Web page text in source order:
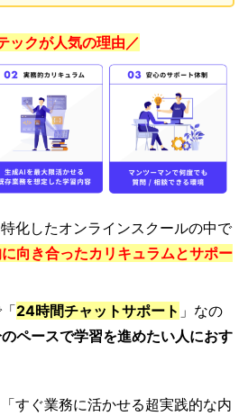
ックが人気の理由／
化したオンラインスクールの中で
向き合ったカリキュラムとサポー
24時間チャットサポート 」なの
ペースで学習を進めたい人におす
すぐ業務に活かせる超実践的な内